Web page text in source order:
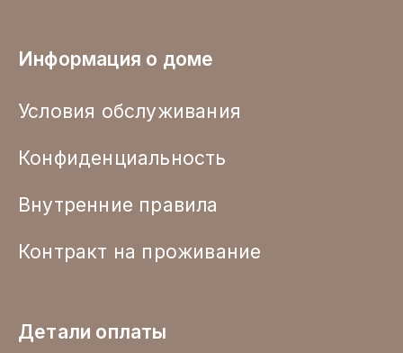
Информация о доме
Условия обслуживания
Конфиденциальность
Внутренние правила
Контракт на проживание
Детали оплаты